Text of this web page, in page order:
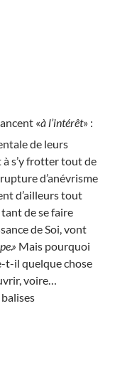
«à l’intérêt» :
de leurs
s’y frotter tout de
d’anévrisme
d’ailleurs tout
de se faire
de Soi, vont
Mais pourquoi
t-il quelque chose
voire…